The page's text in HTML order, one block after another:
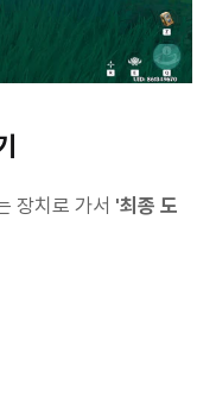
장치로 가서 '최종 도